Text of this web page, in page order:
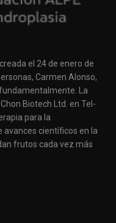
el 24 de enero de
Carmen Alonso,
La
Biotech Ltd. en Tel-
para la
avances científicos en la
frutos cada vez más